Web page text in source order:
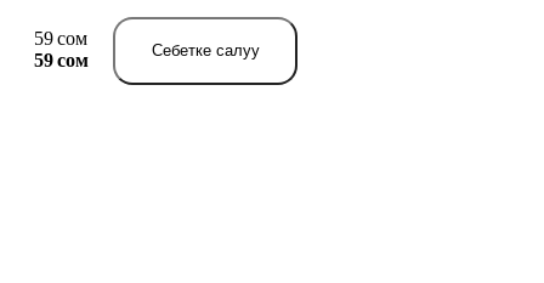
59 сом
59 сом
Себетке салуу